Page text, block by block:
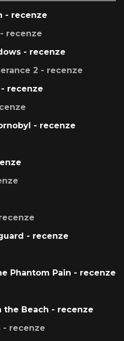
- recenze
recenze
- recenze
2 - recenze
recenze
- recenze
- recenze
Phantom Pain - recenze
the Beach - recenze
- recenze